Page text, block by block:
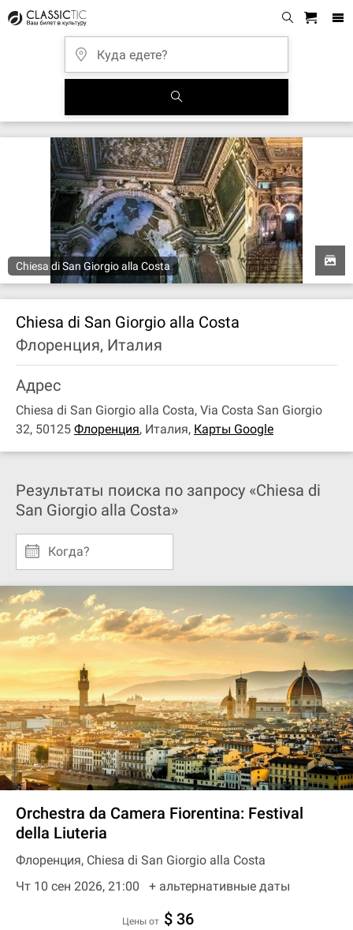
Chiesa di San Giorgio alla Costa
Chiesa di San Giorgio alla Costa
Флоренция, Италия
Адрес
Chiesa di San Giorgio alla Costa, Via Costa San Giorgio
32, 50125 Флоренция, Италия, Карты Google
Результаты поиска по запросу «Chiesa di
San Giorgio alla Costa»
Когда?
Orchestra da Camera Fiorentina: Festival
della Liuteria
Флоренция, Chiesa di San Giorgio alla Costa
Чт 10 сен 2026, 21:00
+ aльтернативные даты
цены от $ 36